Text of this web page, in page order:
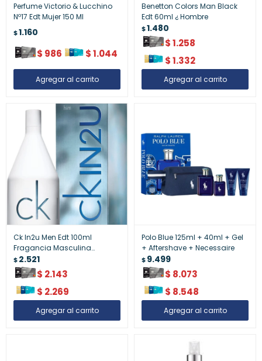
Perfume Victorio & Lucchino
Nº17 Edt Mujer 150 Ml
$1.160
$ 986 $1.044
Benetton Colors Man Black
Edt 60ml ¿ Hombre
$1.480
$1.258
$1.332
Ck In2u Men Edt 100ml
Fragancia Masculina
Moderna - Ck In2u Men Edt
100ml ¿ Fragancia Masculina
Moderna
$2.521
$ 2.143
$ 2.269
Polo Blue 125ml + 40ml + Gel
+ Aftershave + Necessaire
$9.499
$ 8.073
$ 8.548